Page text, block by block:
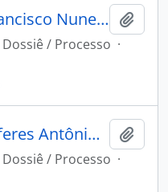
REQUERIMENTO de Francisco Nunes Martins à Junta Governativa Provisória.
Dossiê / Processo ·
REQUERIMENTO do Alferes Antônio Peixoto de Azevedo à Junta Governativa Provisória.
Dossiê / Processo ·